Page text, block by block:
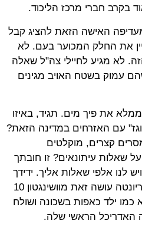
בקרב חברי מרכז הליכוד.
האישה הזאת להציג קבל
את החלק המכוער בעם. לא
לא מגיע לחיילי צה"ל שאלה
עמוק בשטח האויב מגינים
את פיך מים. תגיד, באיזו
עם האזרחים במדינה הזאת?
קצרים, מוקלטים
שאלות עיתונאים? זו חובתך
לנו אלפי שאלות אליך. ידידך
הג'ינג'י שמפעיל אותך כמו מריונטה עושה זאת מוושינגטון 10
ילד כאפות בשכונה ושולח
הראשי שלה.